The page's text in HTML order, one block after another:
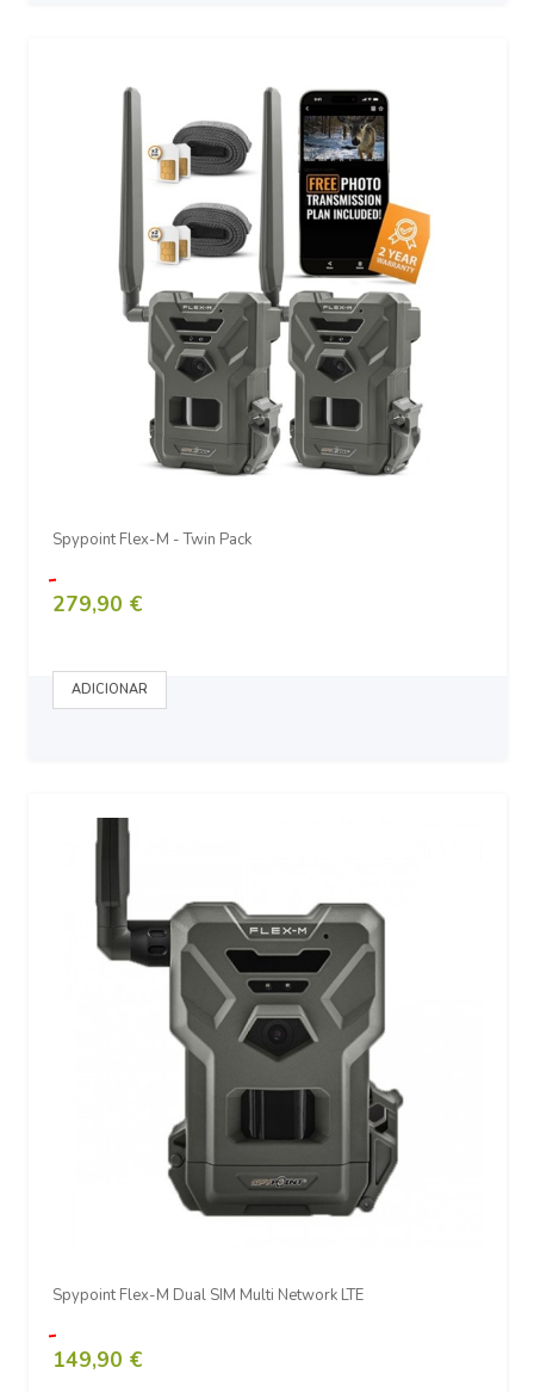
Spypoint Flex-M - Twin Pack
279,90 €
Spypoint Flex-M Dual SIM Multi Network LTE
149,90 €